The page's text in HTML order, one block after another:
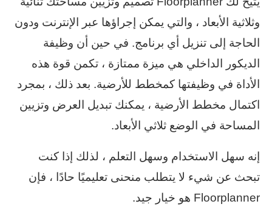
وثلاثية الأبعاد ، والتي يمكن إجراؤها عبر الإنترنت ودون
الحاجة إلى تنزيل أي برنامج. في حين أن وظيفة
الديكور الداخلي هي ميزة ممتازة ، تكمن قوة هذه
الأداة في وظيفتها كمخطط للأرضية. بعد ذلك ، بمجرد
اكتمال مخطط الأرضية ، يمكنك تبديل العرض وتزيين
المساحة في الوضع ثلاثي الأبعاد.
إنه سهل الاستخدام وسهل التعلم ، لذلك إذا كنت
تبحث عن شيء لا يتطلب منحنى تعليميًا حادًا ، فإن
Floorplanner هو خيار جيد.